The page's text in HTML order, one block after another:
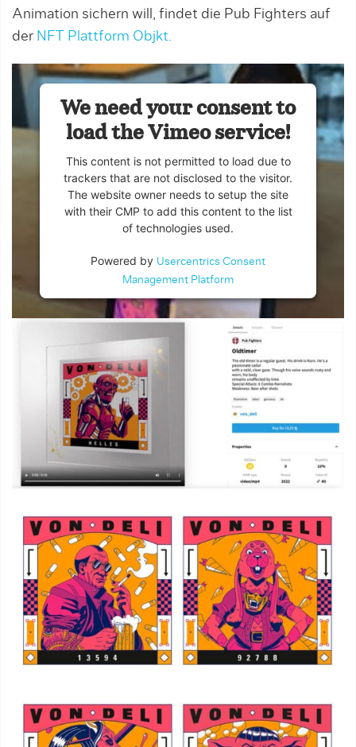
Animation sichern will, findet die Pub Fighters auf
der NFT Plattform Objkt.
We need your consent to
load the Vimeo service!
This content is not permitted to load due to
trackers that are not disclosed to the visitor.
The website owner needs to setup the site
with their CMP to add this content to the list
of technologies used.
Powered by Usercentrics Consent
Management Platform